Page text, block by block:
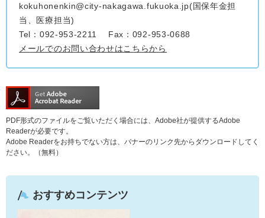
kokuhonenkin@city-nakagawa.fukuoka.jp(国保年金担
当、医療担当)
Tel：092-953-2211
Fax：092-953-0688
メールでのお問い合わせはこちらから
PDF形式のファイルをご覧いただく場合には、Adobe社が提供するAdobe
Readerが必要です。
Adobe Readerをお持ちでない方は、バナーのリンク先からダウンロードしてく
ださい。（無料）
おすすめコンテンツ